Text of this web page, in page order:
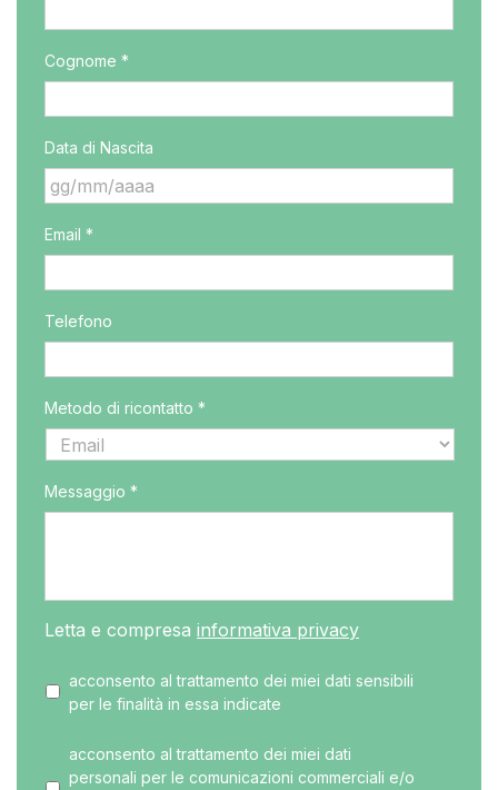
Cognome *
Data di Nascita
slash
slash
AAAA
Email *
Telefono
Metodo di ricontatto *
Messaggio *
Letta e compresa informativa privacy
acconsento al trattamento dei miei dati sensibili
per le finalità in essa indicate
acconsento al trattamento dei miei dati
personali per le comunicazioni commerciali e/o